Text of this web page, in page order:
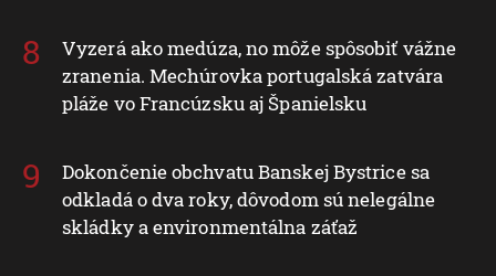
Vyzerá ako medúza, no môže spôsobiť vážne
zranenia. Mechúrovka portugalská zatvára
pláže vo Francúzsku aj Španielsku
Dokončenie obchvatu Banskej Bystrice sa
odkladá o dva roky, dôvodom sú nelegálne
skládky a environmentálna záťaž